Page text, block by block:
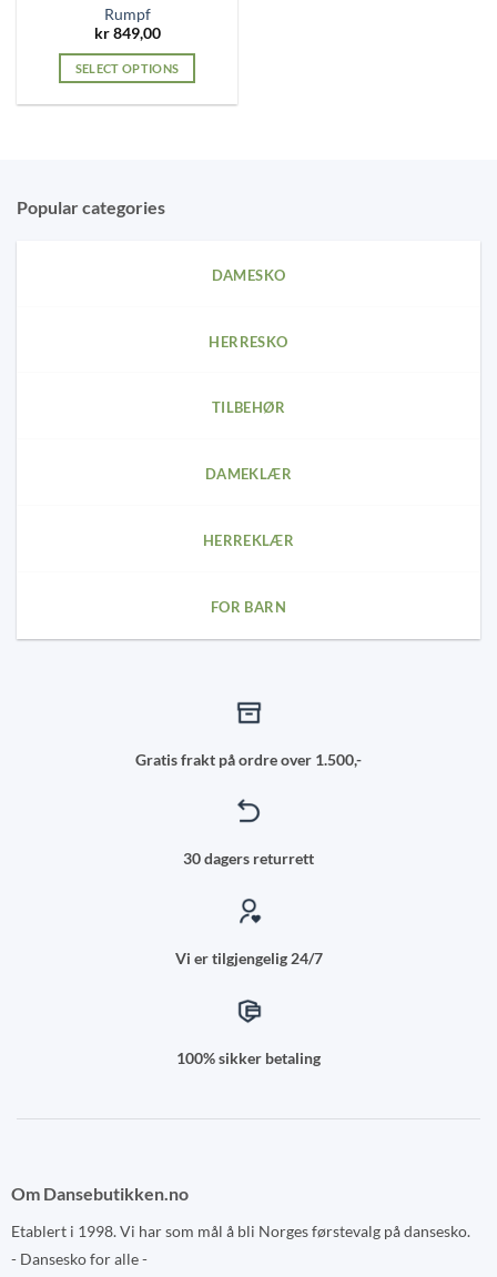
Rumpf
kr849,00
SELECT OPTIONS
The
Popular categories
DAMESKO
HERRESKO
TILBEHØR
DAMEKLÆR
HERREKLÆR
FOR BARN
Gratis frakt på ordre over 1.500,-
30 dagers returrett
Vi er tilgjengelig 24/7
100% sikker betaling
Om Dansebutikken.no
Etablert i 1998. Vi har som mål å bli Norges førstevalg på dansesko.
- Dansesko for alle -